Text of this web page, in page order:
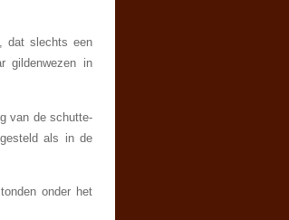
dat slechts een
gildenwezen in
van de schutte­
als in de
onder het